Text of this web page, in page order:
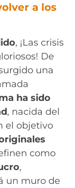
a los
, ¡Las crisis
De
una
ha sido
, nacida del
el objetivo
como
,
un muro de